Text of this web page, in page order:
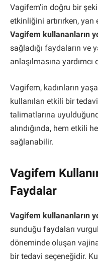
Vagifem’in doğru bir
etkinliğini artırırken,
Vagifem kullananların
sağladığı faydaların ve
anlaşılmasına yardımcı
Vagifem, kadınların
kullanılan etkili bir
talimatlarına
alındığında, hem etkili
sağlanabilir.
Vagifem
Faydalar
Vagifem kullananların
sunduğu faydaları
döneminde oluşan
bir tedavi seçeneğidir.